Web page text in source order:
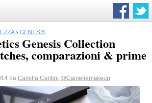
› GENESIS
Genesis Collection
comparazioni & prime
da Camilla Cantini @Cameliemakeup